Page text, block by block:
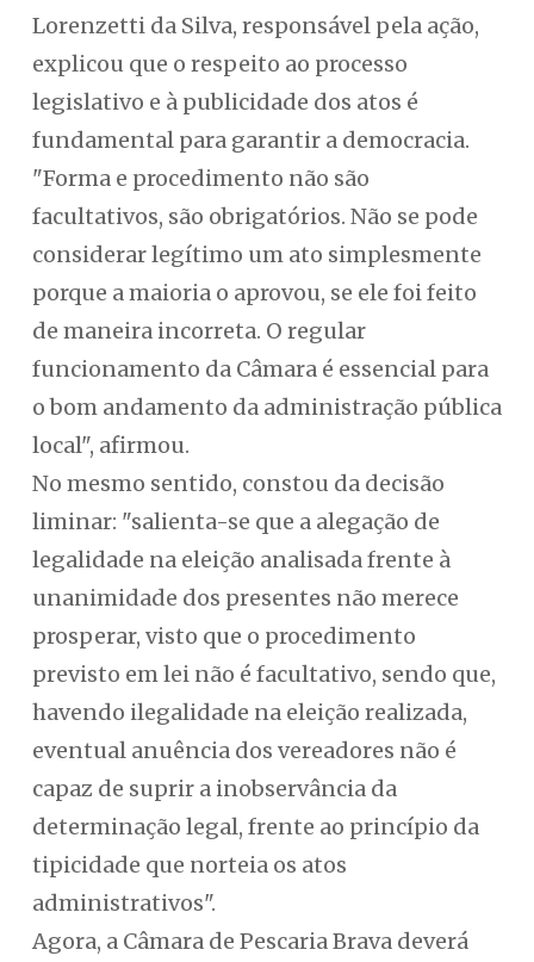
Lorenzetti da Silva, responsável pela ação,
explicou que o respeito ao processo
legislativo e à publicidade dos atos é
fundamental para garantir a democracia.
"Forma e procedimento não são
facultativos, são obrigatórios. Não se pode
considerar legítimo um ato simplesmente
porque a maioria o aprovou, se ele foi feito
de maneira incorreta. O regular
funcionamento da Câmara é essencial para
o bom andamento da administração pública
local", afirmou.
No mesmo sentido, constou da decisão
liminar: "salienta-se que a alegação de
legalidade na eleição analisada frente à
unanimidade dos presentes não merece
prosperar, visto que o procedimento
previsto em lei não é facultativo, sendo que,
havendo ilegalidade na eleição realizada,
eventual anuência dos vereadores não é
capaz de suprir a inobservância da
determinação legal, frente ao princípio da
tipicidade que norteia os atos
administrativos".
Agora, a Câmara de Pescaria Brava deverá